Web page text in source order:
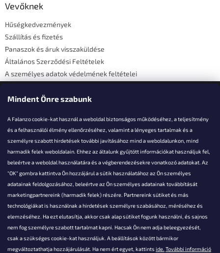
Mindent Önre szabunk
A Falanzo cookie-kat használ a weboldal biztonságos működéséhez, a teljesítmény
és a felhasználói élmény ellenőrzéséhez, valamint a lényeges tartalmak és a
személyre szabott hirdetések további javításához mind a weboldalunkon, mind
harmadik felek weboldalain. Ehhez az általunk gyűjtött információkat használjuk fel,
beleértve a weboldal használatára és a végberendezésekre vonatkozó adatokat. Az
"OK" gombra kattintva Ön hozzájárul a sütik használatához az Ön személyes
adatainak feldolgozásához, beleértve az Ön személyes adatainak továbbítását
marketingpartnereink (harmadik felek) részére. Partnereink sütiket és más
technológiákat is használnak a hirdetések személyre szabásához, méréséhez és
elemzéséhez. Ha ezt elutasítja, akkor csak alap sütiket fogunk használni, és sajnos
nem fog személyre szabott tartalmat kapni. Hacsak Ön nem adja beleegyezését,
csak a szükséges cookie-kat használjuk. A beállítások között bármikor
megváltoztathatja hozzájárulását. Ha nem ért egyet, kattints ide. További információ
Vevőknek
Hűségkedvezmények
Szállítás és fizetés
Panaszok és áruk visszaküldése
Általános Szerződési Feltételek
A személyes adatok védelmének feltételei
Elérhetőségi adatok
Akarsz kérdezni valamit?
info@falanzo.hu